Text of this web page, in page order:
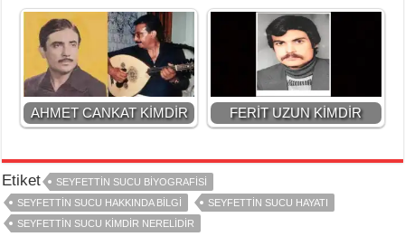
AHMET CANKAT KİMDİR FERİT UZUN KİMDİR
Etiket
SEYFETTİN SUCU BİYOGRAFİSİ
SEYFETTİN SUCU HAKKINDA BİLGİ
SEYFETTİN SUCU HAYATI
SEYFETTİN SUCU KİMDİR NERELİDİR